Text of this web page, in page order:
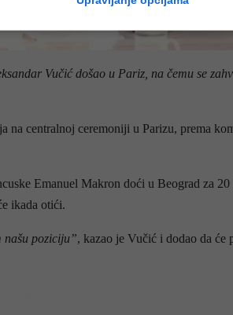
Vučić došao u Pariz, na čemu se
na centralnoj ceremoniji u Parizu, prema
Emanuel Makron doći u Beograd za
ikada otići.
našu poziciju”, kazao je Vučić i dodao da